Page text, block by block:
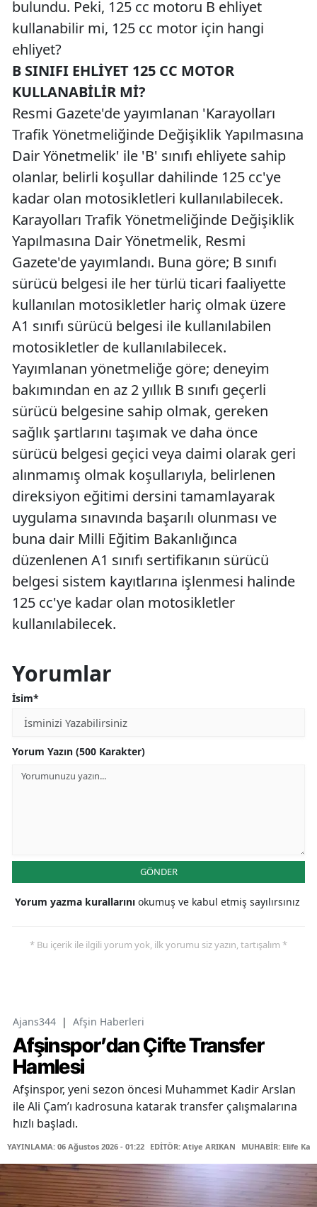
bulundu. Peki, 125 cc motoru B ehliyet
kullanabilir mi, 125 cc motor için hangi
ehliyet?
B SINIFI EHLİYET 125 CC MOTOR
KULLANABİLİR Mİ?
Resmi Gazete'de yayımlanan 'Karayolları
Trafik Yönetmeliğinde Değişiklik Yapılmasına
Dair Yönetmelik' ile 'B' sınıfı ehliyete sahip
olanlar, belirli koşullar dahilinde 125 cc'ye
kadar olan motosikletleri kullanılabilecek.
Karayolları Trafik Yönetmeliğinde Değişiklik
Yapılmasına Dair Yönetmelik, Resmi
Gazete'de yayımlandı. Buna göre; B sınıfı
sürücü belgesi ile her türlü ticari faaliyette
kullanılan motosikletler hariç olmak üzere
A1 sınıfı sürücü belgesi ile kullanılabilen
motosikletler de kullanılabilecek.
Yayımlanan yönetmeliğe göre; deneyim
bakımından en az 2 yıllık B sınıfı geçerli
sürücü belgesine sahip olmak, gereken
sağlık şartlarını taşımak ve daha önce
sürücü belgesi geçici veya daimi olarak geri
alınmamış olmak koşullarıyla, belirlenen
direksiyon eğitimi dersini tamamlayarak
uygulama sınavında başarılı olunması ve
buna dair Milli Eğitim Bakanlığınca
düzenlenen A1 sınıfı sertifikanın sürücü
belgesi sistem kayıtlarına işlenmesi halinde
125 cc'ye kadar olan motosikletler
kullanılabilecek.
Yorumlar
İsim*
Yorum Yazın (500 Karakter)
GÖNDER
Yorum yazma kurallarını okumuş ve kabul etmiş sayılırsınız
* Bu içerik ile ilgili yorum yok, ilk yorumu siz yazın, tartışalım *
Ajans344 | Afşin Haberleri
Afşinspor’dan Çifte Transfer
Hamlesi
Afşinspor, yeni sezon öncesi Muhammet Kadir Arslan
ile Ali Çam’ı kadrosuna katarak transfer çalışmalarına
hızlı başladı.
YAYINLAMA: 06 Ağustos 2026 - 01:22 EDİTÖR: Atiye ARIKAN MUHABİR: Elife